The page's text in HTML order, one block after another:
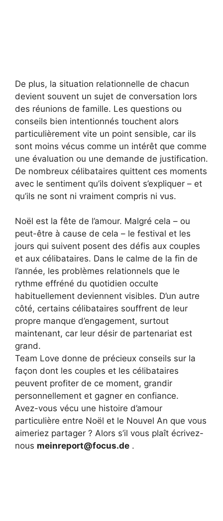
De plus, la situation relationnelle de chacun
devient souvent un sujet de conversation lors
des réunions de famille. Les questions ou
conseils bien intentionnés touchent alors
particulièrement vite un point sensible, car ils
sont moins vécus comme un intérêt que comme
une évaluation ou une demande de justification.
De nombreux célibataires quittent ces moments
avec le sentiment qu’ils doivent s’expliquer – et
qu’ils ne sont ni vraiment compris ni vus.
Noël est la fête de l’amour. Malgré cela – ou
peut-être à cause de cela – le festival et les
jours qui suivent posent des défis aux couples
et aux célibataires. Dans le calme de la fin de
l’année, les problèmes relationnels que le
rythme effréné du quotidien occulte
habituellement deviennent visibles. D’un autre
côté, certains célibataires souffrent de leur
propre manque d’engagement, surtout
maintenant, car leur désir de partenariat est
grand.
Team Love donne de précieux conseils sur la
façon dont les couples et les célibataires
peuvent profiter de ce moment, grandir
personnellement et gagner en confiance.
Avez-vous vécu une histoire d’amour
particulière entre Noël et le Nouvel An que vous
aimeriez partager ? Alors s’il vous plaît écrivez-
nous meinreport@focus.de .